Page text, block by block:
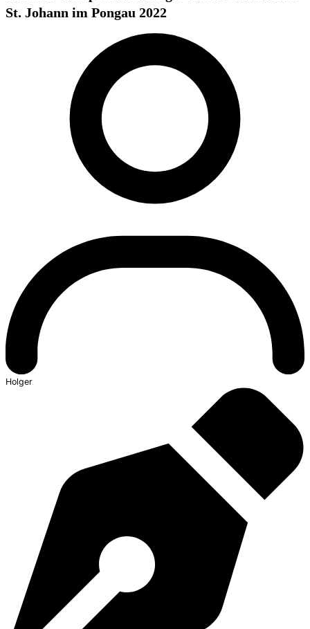
St. Johann im Pongau 2022
Holger